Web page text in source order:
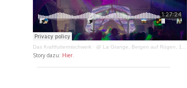
Das Kraftfuttermischwerk · @ La Grange, Bergen auf Rügen, 11.04.2026
Story dazu: Hier.